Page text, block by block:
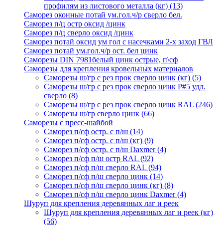
профилям из листового металла (кг) (13)
Саморез оконные потай ум.гол.ч/р сверло бел.
Саморез п/ц остр оксид /цинк
Саморез п/ц сверло оксид /цинк
Саморез потай оксид ум гол с насечками 2-х заход ГВЛ
Саморез потай ум.гол.ч/р ост. бел цинк
Саморезы DIN 7981белый цинк острые, п\сф
Саморезы для крепления кровельных материалов
Саморезы ш/гр с рез прок сверло цинк (кг) (5)
Саморезы ш/гр с рез прок сверло цинк P#5 удл.
сверло (8)
Саморезы ш/гр с рез прок сверло цинк RAL (246)
Саморезы ш/гр сверло цинк (66)
Саморезы с пресс-шайбой
Саморез п/сф остр. с п/ш (14)
Саморез п/сф остр. с п/ш (кг) (9)
Саморез п/сф остр. с п/ш Daxmer(4)
Саморез п/сф п/ш остр RAL (92)
Саморез п/сф п/ш сверло RAL (94)
Саморез п/сф п/ш сверло цинк (14)
Саморез п/сф п/ш сверло цинк (кг) (8)
Саморез п/сф п/ш сверло цинк Daxmer(4)
Шуруп для крепления деревянных лаг и реек
Шуруп для крепления деревянных лаг и реек (кг)
(56)